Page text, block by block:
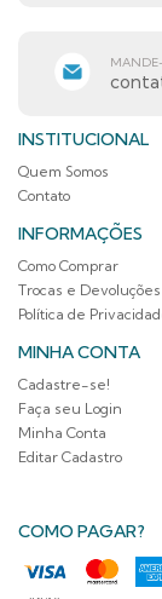
INSTITUCIONAL
Quem Somos
Contato
INFORMAÇÕES
Como Comprar
Trocas e Devoluções
Política de
MINHA CONTA
Cadastre-se!
Faça seu Login
Minha Conta
Editar Cadastro
COMO PAGAR?